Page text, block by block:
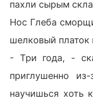
пахли сырым
Нос Глеба
шелковый платок
- Три года, -
приглушенно
научишься хоть